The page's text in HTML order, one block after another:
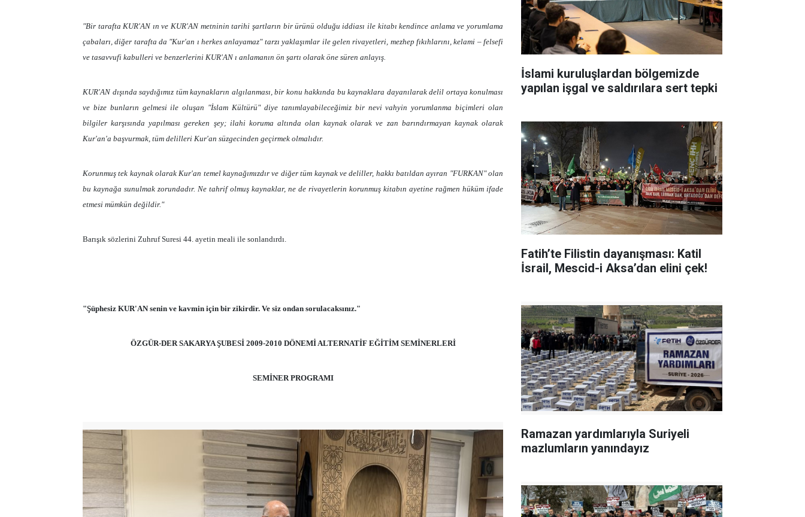
"Bir tarafta KUR'AN ın ve KUR'AN metninin tarihi şartların bir ürünü olduğu iddiası ile kitabı kendince anlama ve yorumlama
çabaları, diğer tarafta da "Kur'an ı herkes anlayamaz" tarzı yaklaşımlar ile gelen rivayetleri, mezhep fıkıhlarını, kelami – felsefi
ve tasavvufi kabulleri ve benzerlerini KUR'AN ı anlamanın ön şartı olarak öne süren anlayış.
KUR'AN dışında saydığımız tüm kaynakların algılanması, bir konu hakkında bu kaynaklara dayanılarak delil ortaya konulması
ve bize bunların gelmesi ile oluşan "İslam Kültürü" diye tanımlayabileceğimiz bir nevi vahyin yorumlanma biçimleri olan
bilgiler karşısında yapılması gereken şey; ilahi koruma altında olan kaynak olarak ve zan barındırmayan kaynak olarak
Kur'an'a başvurmak, tüm delilleri Kur'an süzgecinden geçirmek olmalıdır.
Korunmuş tek kaynak olarak Kur'an temel kaynağımızdır ve diğer tüm kaynak ve deliller, hakkı batıldan ayıran "FURKAN" olan
bu kaynağa sunulmak zorundadır. Ne tahrif olmuş kaynaklar, ne de rivayetlerin korunmuş kitabın ayetine rağmen hüküm ifade
etmesi mümkün değildir."
Barışık sözlerini Zuhruf Suresi 44. ayetin meali ile sonlandırdı.
"Şüphesiz KUR'AN senin ve kavmin için bir zikirdir. Ve siz ondan sorulacaksınız."
ÖZGÜR-DER SAKARYA ŞUBESİ 2009-2010 DÖNEMİ ALTERNATİF EĞİTİM SEMİNERLERİ
SEMİNER PROGRAMI
İslami kuruluşlardan bölgemizde
yapılan işgal ve saldırılara sert tepki
Fatih’te Filistin dayanışması: Katil
İsrail, Mescid-i Aksa’dan elini çek!
Ramazan yardımlarıyla Suriyeli
mazlumların yanındayız